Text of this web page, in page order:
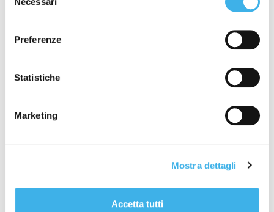
potrebbero non fornire un adeguato livello di protezione ai
sensi del GDPR, pertanto, prima di fornire il proprio
consenso, si raccomanda di leggere la cookie policy e
Cliccando su “rifiuta” si consente il permanere dei soli
del
Preferenze
Statistiche
Marketing
Mostra dettagli
Accetta tutti
INWIT colloca con successo il
Linked Bond da 850 milioni di